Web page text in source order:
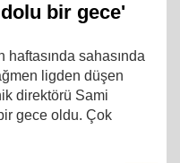
bir gece'
sahasında
ligden düşen
direktörü Sami
gece oldu. Çok